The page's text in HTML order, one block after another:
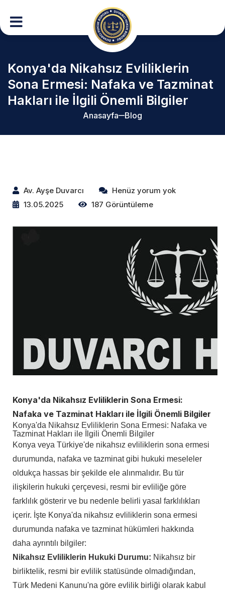
Konya'da Nikahsız Evliliklerin
Sona Ermesi: Nafaka ve Tazminat
Hakları ile İlgili Önemli Bilgiler
Anasayfa Blog
Av. Ayşe Duvarcı
Henüz yorum yok
13.05.2025
187 Görüntüleme
Konya'da Nikahsız Evliliklerin Sona Ermesi:
Nafaka ve Tazminat Hakları ile İlgili Önemli Bilgiler
Konya'da Nikahsız Evliliklerin Sona Ermesi: Nafaka ve
Tazminat Hakları ile İlgili Önemli Bilgiler
Konya veya Türkiye'de nikahsız evliliklerin sona ermesi
durumunda, nafaka ve tazminat gibi hukuki meseleler
oldukça hassas bir şekilde ele alınmalıdır. Bu tür
ilişkilerin hukuki çerçevesi, resmi bir evliliğe göre
farklılık gösterir ve bu nedenle belirli yasal farklılıkları
içerir. İşte Konya'da nikahsız evliliklerin sona ermesi
durumunda nafaka ve tazminat hükümleri hakkında
daha ayrıntılı bilgiler:
Nikahsız Evliliklerin Hukuki Durumu: Nikahsız bir
birliktelik, resmi bir evlilik statüsünde olmadığından,
Türk Medeni Kanunu'na göre evlilik birliği olarak kabul